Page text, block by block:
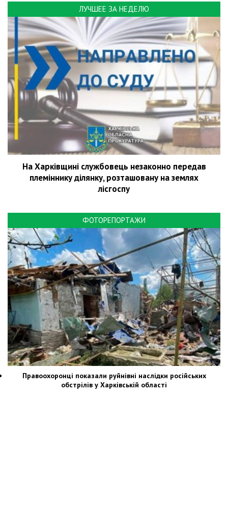
ЛУЧШЕЕ ЗА НЕДЕЛЮ
На Харківщині службовець незаконно передав
племіннику ділянку, розташовану на землях
лісгоспу
ФОТОРЕПОРТАЖИ
Правоохоронці показали руйнівні наслідки російських
обстрілів у Харківській області